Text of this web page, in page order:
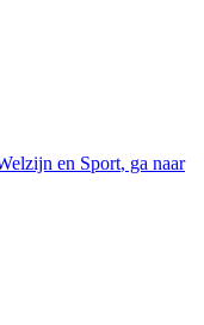
en Sport, ga naar